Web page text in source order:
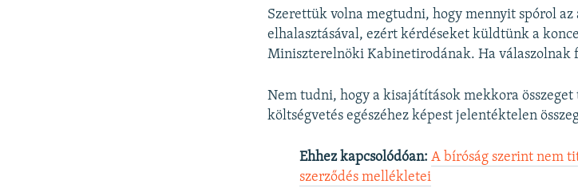
Szerettük volna megtudni, hogy mennyit spórol az
elhalasztásával, ezért kérdéseket küldtünk a
Miniszterelnöki Kabinetirodának. Ha válaszolnak
Nem tudni, hogy a kisajátítások mekkora
költségvetés egészéhez képest jelentéktelen
Ehhez kapcsolódóan:A bíróság szerint nem
szerződés mellékletei